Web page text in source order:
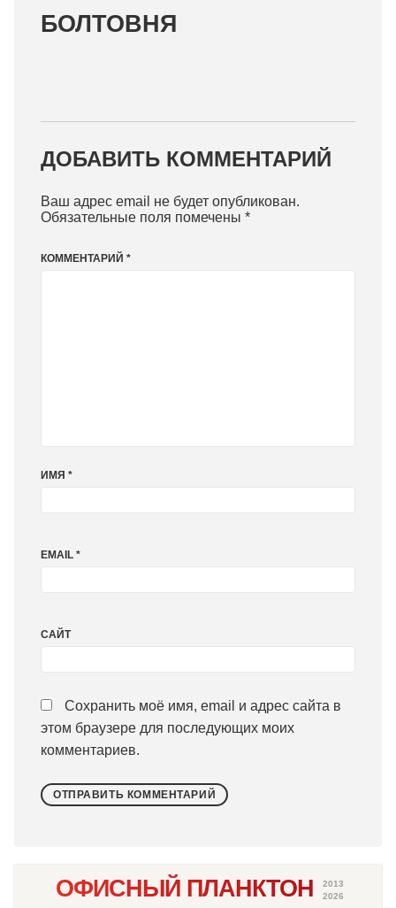
БОЛТОВНЯ
ДОБАВИТЬ КОММЕНТАРИЙ
Ваш адрес email не будет опубликован.
Обязательные поля помечены *
КОММЕНТАРИЙ *
ИМЯ *
EMAIL *
САЙТ
Сохранить моё имя, email и адрес сайта в
этом браузере для последующих моих
комментариев.
ОФИСНЫЙ ПЛАНКТОН
2013
2026